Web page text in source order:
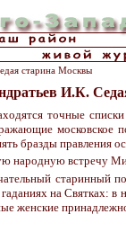
старина Москвы
И.К.
точные
московское
бразды правления
народную встречу
старинный
на Святках:
женские